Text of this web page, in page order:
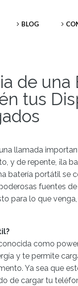
BLOG
de una
tus
llamada
y de repente, ¡la
batería portátil se
fuentes
para lo que
como
y te permite
Ya sea que
de cargar tu